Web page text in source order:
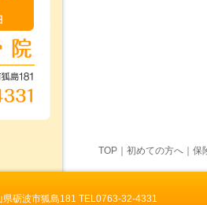
TOP 初めての方へ 保
砺波市狐島181 TEL0763-32-4331